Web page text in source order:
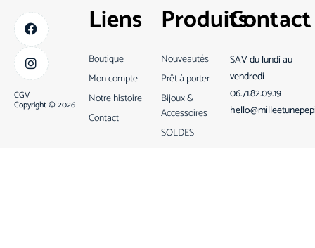
CGV
Copyright © 2026
Liens
Boutique
Mon compte
Notre histoire
Contact
Produits
Nouveautés
Prêt à porter
Bijoux &
Accessoires
SOLDES
Contact
SAV du lundi au
vendredi
06.71.82.09.19